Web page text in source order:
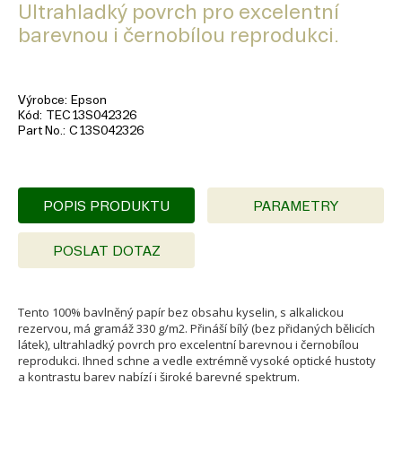
Ultrahladký povrch pro excelentní
barevnou i černobílou reprodukci.
Výrobce
Epson
Kód
TEC13S042326
Part No. C13S042326
POPIS PRODUKTU PARAMETRY
POSLAT DOTAZ
Tento 100% bavlněný papír bez obsahu kyselin, s alkalickou
rezervou, má gramáž 330 g/m2. Přináší bílý (bez přidaných bělicích
látek), ultrahladký povrch pro excelentní barevnou i černobílou
reprodukci. Ihned schne a vedle extrémně vysoké optické hustoty
a kontrastu barev nabízí i široké barevné spektrum.